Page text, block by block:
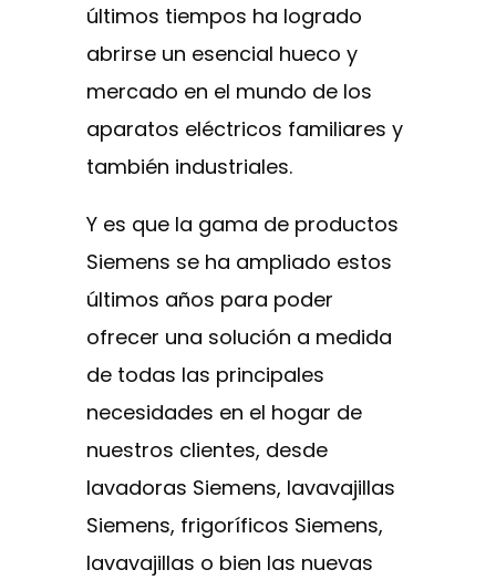
últimos tiempos ha logrado
abrirse un esencial hueco y
mercado en el mundo de los
aparatos eléctricos familiares y
también industriales.
Y es que la gama de productos
Siemens se ha ampliado estos
últimos años para poder
ofrecer una solución a medida
de todas las principales
necesidades en el hogar de
nuestros clientes, desde
lavadoras Siemens, lavavajillas
Siemens, frigoríficos Siemens,
lavavajillas o bien las nuevas